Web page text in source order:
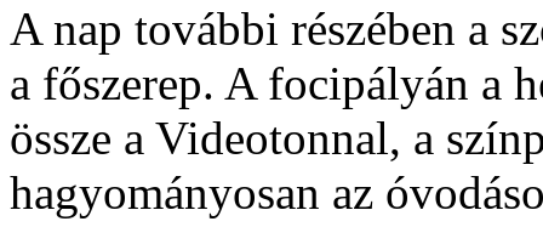
A nap további részében a
a főszerep. A focipályán a
össze a Videotonnal, a
hagyományosan az